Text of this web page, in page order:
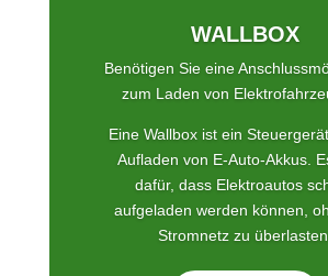
WALLBOX
Benötigen Sie eine
zum Laden von
Eine Wallbox ist ein
Aufladen von E-Auto-Akkus.
dafür, dass Elektroautos
aufgeladen werden können,
Stromnetz zu überlasten.